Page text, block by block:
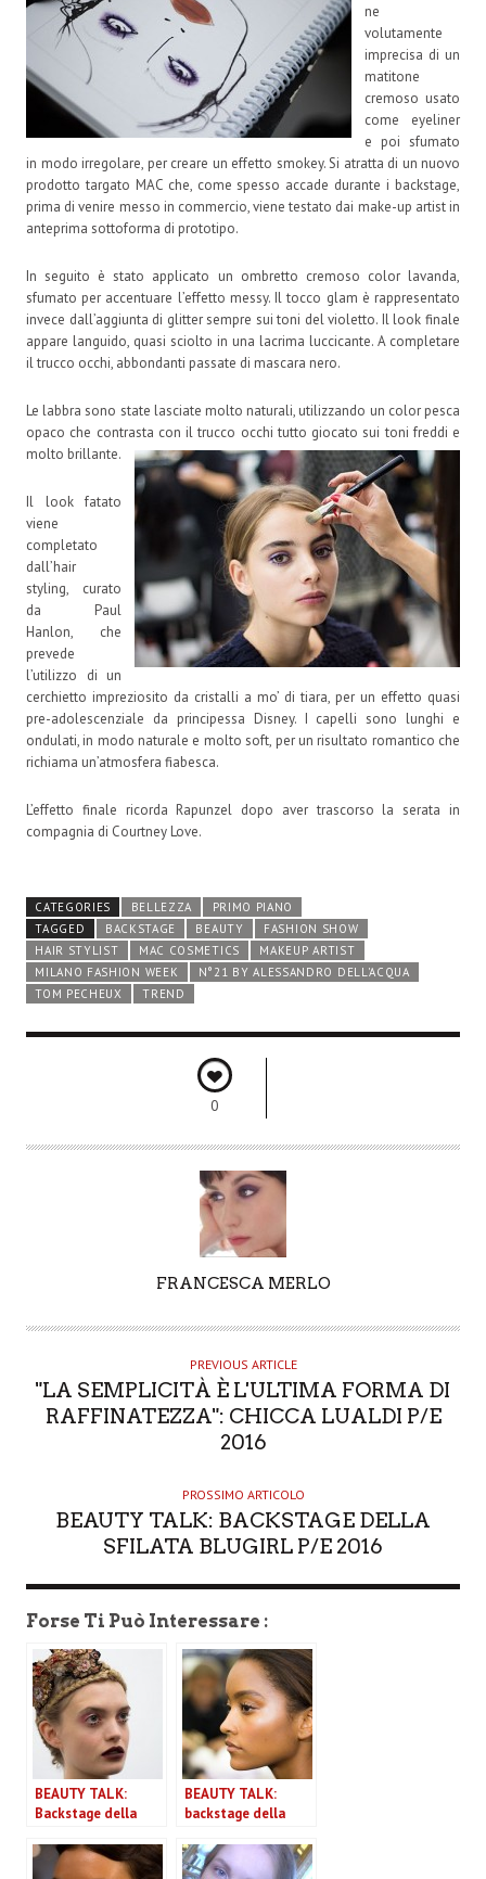
ne
volutamente
imprecisa di un
matitone
cremoso usato
come eyeliner
e poi sfumato
in modo irregolare, per creare un effetto smokey. Si atratta di un nuovo
prodotto targato MAC che, come spesso accade durante i backstage,
prima di venire messo in commercio, viene testato dai make-up artist in
anteprima sottoforma di prototipo.
In seguito è stato applicato un ombretto cremoso color lavanda,
sfumato per accentuare l’effetto messy. Il tocco glam è rappresentato
invece dall’aggiunta di glitter sempre sui toni del violetto. Il look finale
appare languido, quasi sciolto in una lacrima luccicante. A completare
il trucco occhi, abbondanti passate di mascara nero.
Le labbra sono state lasciate molto naturali, utilizzando un color pesca
opaco che contrasta con il trucco occhi tutto giocato sui toni freddi e
molto brillante.
Il look fatato
viene
completato
dall’hair
styling, curato
da Paul
Hanlon, che
prevede
l’utilizzo di un
cerchietto impreziosito da cristalli a mo’ di tiara, per un effetto quasi
pre-adolescenziale da principessa Disney. I capelli sono lunghi e
ondulati, in modo naturale e molto soft, per un risultato romantico che
richiama un’atmosfera fiabesca.
L’effetto finale ricorda Rapunzel dopo aver trascorso la serata in
compagnia di Courtney Love.
CATEGORIES BELLEZZA
PRIMO PIANO
TAGGED
BACKSTAGE BEAUTY
FASHION SHOW
HAIR STYLIST
MAC COSMETICS
MAKEUP ARTIST
MILANO FASHION WEEK
N°21 BY ALESSANDRO DELL'ACQUA
TOM PECHEUX
TREND
0
T
O
FRANCESCA MERLO
PREVIOUS ARTICLE
"LA SEMPLICITÀ È L'ULTIMA FORMA DI
RAFFINATEZZA": CHICCA LUALDI P/E
2016
PROSSIMO ARTICOLO
BEAUTY TALK: BACKSTAGE DELLA
SFILATA BLUGIRL P/E 2016
Forse Ti Può Interessare :
BEAUTY TALK:
Backstage della
Marras P/E 2016
BEAUTY TALK:
backstage della
P/E 2016